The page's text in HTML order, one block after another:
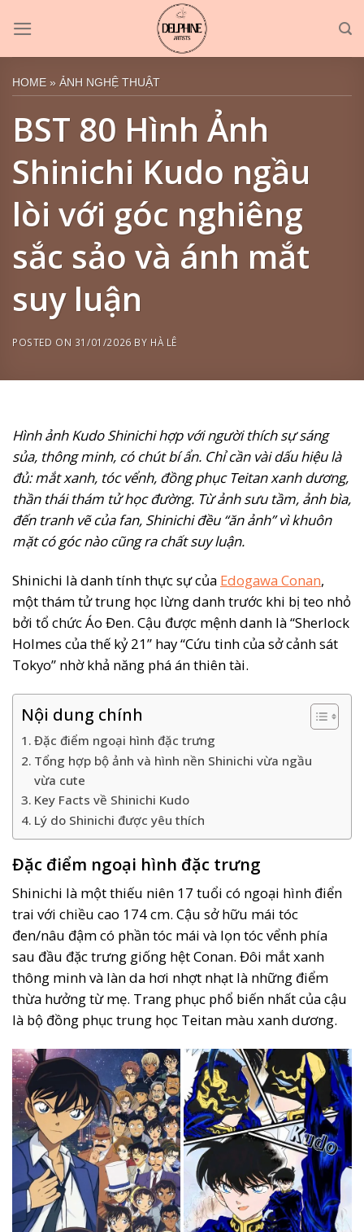
content
HOME » ẢNH NGHỆ THUẬT
BST 80 Hình Ảnh
Shinichi Kudo ngầu
lòi với góc nghiêng
sắc sảo và ánh mắt
suy luận
POSTED ON 31/01/2026 BY HÀ LÊ
Hình ảnh Kudo Shinichi hợp với người thích sự sáng
sủa, thông minh, có chút bí ẩn. Chỉ cần vài dấu hiệu là
đủ: mắt xanh, tóc vểnh, đồng phục Teitan xanh dương,
thần thái thám tử học đường. Từ ảnh sưu tầm, ảnh bìa,
đến tranh vẽ của fan, Shinichi đều “ăn ảnh” vì khuôn
mặt có góc nào cũng ra chất suy luận.
Shinichi là danh tính thực sự của Edogawa Conan,
một thám tử trung học lừng danh trước khi bị teo nhỏ
bởi tổ chức Áo Đen. Cậu được mệnh danh là “Sherlock
Holmes của thế kỷ 21” hay “Cứu tinh của sở cảnh sát
Tokyo” nhờ khả năng phá án thiên tài.
Nội dung chính
Đặc điểm ngoại hình đặc trưng
Tổng hợp bộ ảnh và hình nền Shinichi vừa ngầu
vừa cute
Key Facts về Shinichi Kudo
Lý do Shinichi được yêu thích
Đặc điểm ngoại hình đặc trưng
Shinichi là một thiếu niên 17 tuổi có ngoại hình điển
trai với chiều cao 174 cm. Cậu sở hữu mái tóc
đen/nâu đậm có phần tóc mái và lọn tóc vểnh phía
sau đầu đặc trưng giống hệt Conan. Đôi mắt xanh
thông minh và làn da hơi nhợt nhạt là những điểm
thừa hưởng từ mẹ. Trang phục phổ biến nhất của cậu
là bộ đồng phục trung học Teitan màu xanh dương.